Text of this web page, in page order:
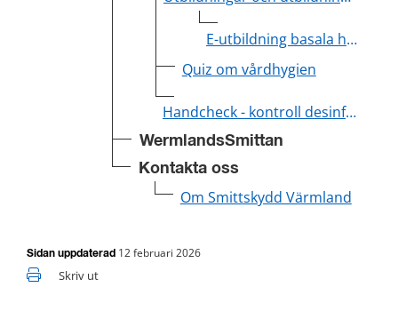
E-utbildning basala hygienrutiner
Quiz om vårdhygien
Handcheck - kontroll desinfektion av händer
WermlandsSmittan
Kontakta oss
Om Smittskydd Värmland
Sidan uppdaterad 12 februari 2026
Skriv ut